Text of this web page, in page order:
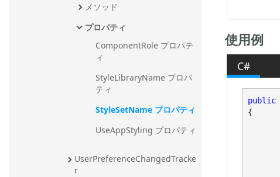
メソッド
プロパティ
ComponentRole プロパテ
ィ
StyleLibraryName プロパ
ティ
StyleSetName プロパティ
UseAppStyling プロパティ
UserPreferenceChangedTracke
r
使用例
C#
public
{